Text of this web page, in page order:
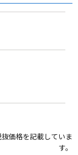
価格を記載していま
す。